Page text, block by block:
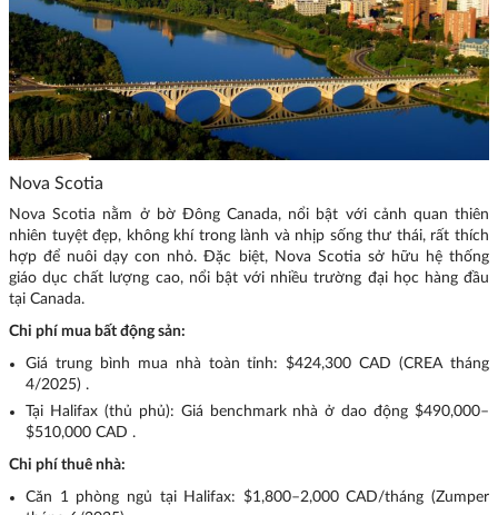
Nova Scotia
Nova Scotia nằm ở bờ Đông Canada, nổi bật với cảnh quan thiên
nhiên tuyệt đẹp, không khí trong lành và nhịp sống thư thái, rất thích
hợp để nuôi dạy con nhỏ. Đặc biệt, Nova Scotia sở hữu hệ thống
giáo dục chất lượng cao, nổi bật với nhiều trường đại học hàng đầu
tại Canada.
Chi phí mua bất động sản:
Giá trung bình mua nhà toàn tỉnh: $424,300 CAD (CREA tháng
4/2025) .
Tại Halifax (thủ phủ): Giá benchmark nhà ở dao động $490,000–
$510,000 CAD .
Chi phí thuê nhà:
Căn 1 phòng ngủ tại Halifax: $1,800–2,000 CAD/tháng (Zumper